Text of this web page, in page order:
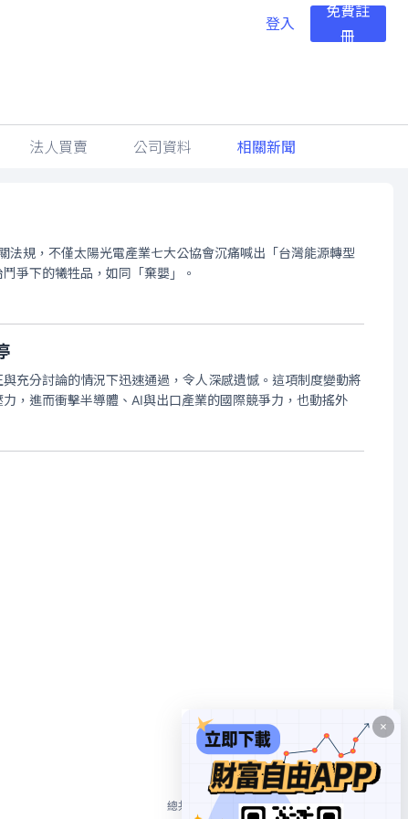
登入
免費註
冊
法人買賣 公司資料 相關新聞
規，不僅太陽光電產業七大公協會沉痛喊出「台灣能源轉型
爭下的犧牲品，如同「棄嬰」。
充分討論的情況下迅速通過，令人深感遺憾。這項制度變動將
，進而衝擊半導體、AI與出口產業的國際競爭力，也動搖外
總共 2 個 10/頁 1